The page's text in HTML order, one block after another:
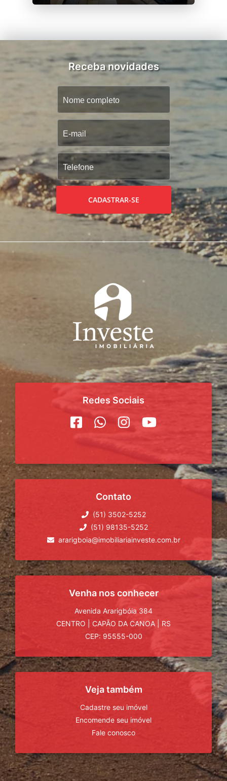
Receba novidades
CADASTRAR-SE
Redes Sociais
Contato
(51) 3502-5252
(51) 98135-5252
ararigboia@imobiliariainveste.com.br
Venha nos conhecer
Avenida Ararigbóia 384
CENTRO
CAPÃO DA CANOA
RS
CEP: 95555-000
Veja também
Cadastre seu imóvel
Encomende seu imóvel
Fale conosco